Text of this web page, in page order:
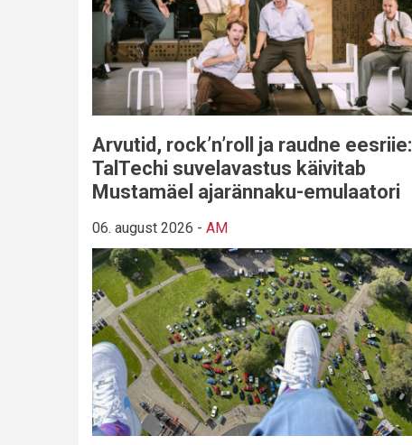
Arvutid, rock’n’roll ja raudne eesriie:
TalTechi suvelavastus käivitab
Mustamäel ajarännaku-emulaatori
06. august 2026 - AM